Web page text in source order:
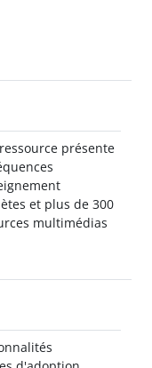
présente
et plus de 300
multimédias